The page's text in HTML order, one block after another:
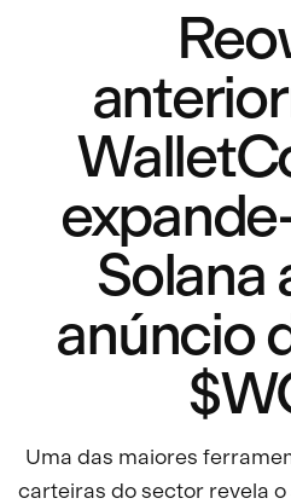
Solana
anúncio
Uma das maiores
carteiras do sector revela o